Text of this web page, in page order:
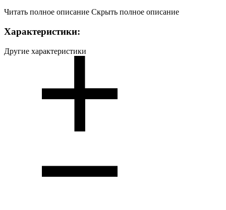
Читать полное описание Скрыть полное описание
Характеристики:
Другие характеристики